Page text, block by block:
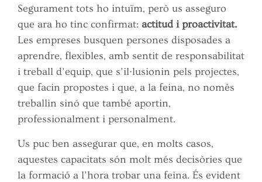
Segurament tots ho intuïm, però us asseguro
que ara ho tinc confirmat: actitud i proactivitat.
Les empreses busquen persones disposades a
aprendre, flexibles, amb sentit de responsabilitat
i treball d’equip, que s’il·lusionin pels projectes,
que facin propostes i que, a la feina, no només
treballin sinó que també aportin,
professionalment i personalment.
Us puc ben assegurar que, en molts casos,
aquestes capacitats són molt més decisòries que
la formació a l’hora trobar una feina. És evident